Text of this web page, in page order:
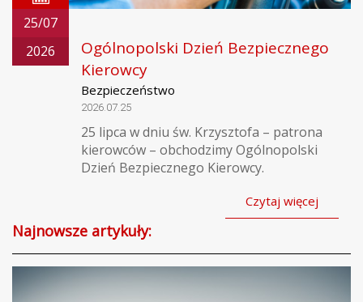
25/07
2026
Ogólnopolski Dzień Bezpiecznego
Kierowcy
Bezpieczeństwo
2026.07.25
25 lipca w dniu św. Krzysztofa – patrona
kierowców – obchodzimy Ogólnopolski
Dzień Bezpiecznego Kierowcy.
Czytaj więcej
Najnowsze artykuły: